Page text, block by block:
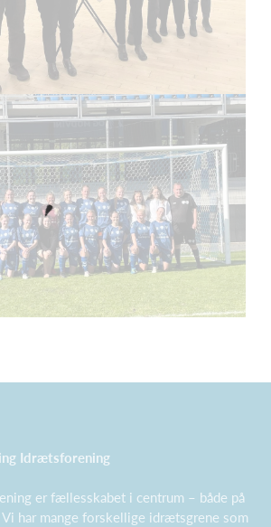
Idrætsforening
er fællesskabet i centrum – både på
har mange forskellige idrætsgrene som